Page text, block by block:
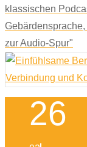
klassischen
zur Audio-Spur"
26